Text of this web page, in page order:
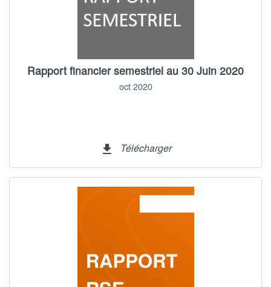
Rapport financier semestriel au 30 Juin 2020
oct 2020
file_download Télécharger